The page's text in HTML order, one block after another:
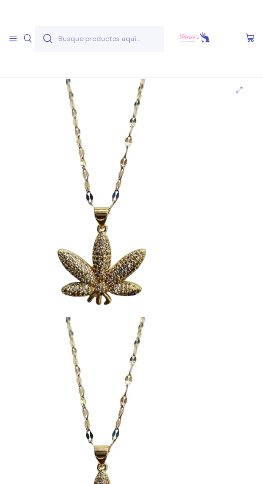
Inicio Joyas Acero Quirúgico Cadenas Acero Quirúgico
Cadenas A.Q. Dorados Cadena AQ D 33